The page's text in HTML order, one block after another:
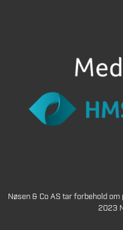
Nøsen & Co AS tar forbehold
2023